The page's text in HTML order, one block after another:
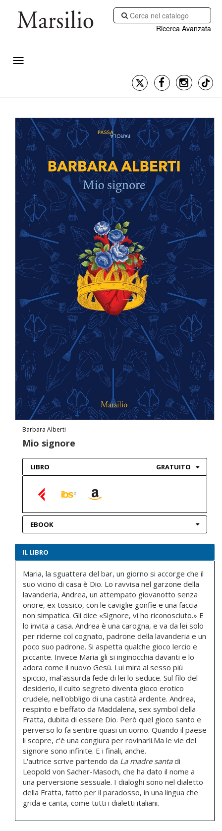
Ricerca Avanzata
Barbara Alberti
Mio signore
LIBRO GRATUITO
EBOOK
IL LIBRO
Maria, la sguattera del bar, un giorno si accorge che il
suo vicino di casa è Dio. Lo ravvisa nel garzone della
lavanderia, Andrea, un attempato giovanotto senza
onore, ex tossico, con le caviglie gonfie e una faccia
non simpatica. Gli dice «Signore, vi ho riconosciuto.» E
lo invita a casa. Andrea è una carogna, e va da lei solo
per riderne col cognato, padrone della lavanderia e un
poco suo padrone. Si aspetta qualche gioco lercio e
piccante. Invece Maria gli si inginocchia davanti e lo
adora come il nuovo Gesù. Lui mira al sesso più
spiccio, mal'assurda fede di lei lo seduce. Sul filo del
desiderio, il culto segreto diventa gioco erotico
crudele, nell'obbligo di una castità ardente. Andrea,
respinto e beffato da Maddalena, sex symbol della
Fratta, dubita di essere Dio. Però quel gioco santo e
perverso lo fa sentire quasi un uomo. Quando il paese
li scopre, c'è una congiura per rovinarli.Ma le vie del
signore sono infinite. E i finali, anche.
L'autrice scrive partendo da La madre santadi
Leopold von Sacher-Masoch, che ha dato il nome a
una perversione sessuale. I dialoghi sono nel dialetto
della Fratta, fatto per il paradosso, in una lingua che
grida e canta, come tutti i dialetti italiani.